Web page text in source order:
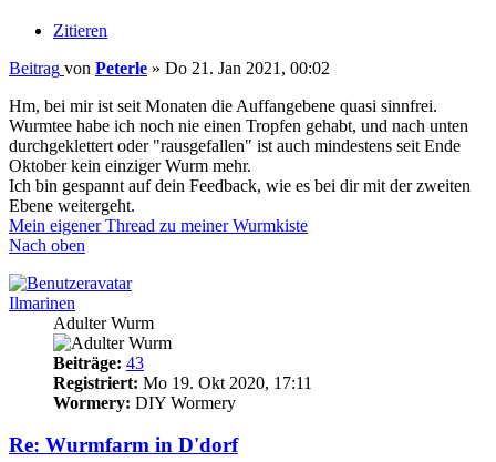
Zitieren
Beitrag von Peterle » Do 21. Jan 2021, 00:02
Hm, bei mir ist seit Monaten die Auffangebene quasi sinnfrei.
Wurmtee habe ich noch nie einen Tropfen gehabt, und nach unten
durchgeklettert oder "rausgefallen" ist auch mindestens seit Ende
Oktober kein einziger Wurm mehr.
Ich bin gespannt auf dein Feedback, wie es bei dir mit der zweiten
Ebene weitergeht.
Mein eigener Thread zu meiner Wurmkiste
Nach oben
Ilmarinen
Adulter Wurm
Beiträge: 43
Registriert: Mo 19. Okt 2020, 17:11
Wormery: DIY Wormery
Re: Wurmfarm in D'dorf